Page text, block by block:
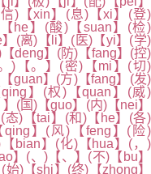
)【xin】(息)【xi】(登)
he】(酸)【suan】(检)
(离)【li】(医)【yi】(学)
deng】(防)【fang】(控)
)【。】(密)【mi】(切)
guan】(方)【fang】(发)
】(权)【quan】(威)
(国)【guo】(内)【nei】
)【tai】(和)【he】(各)
】(风)【feng】(险)
bian】(化)【hua】(，)
】(、)【、】(不)【bu】
)【shi】(终)【zhong】